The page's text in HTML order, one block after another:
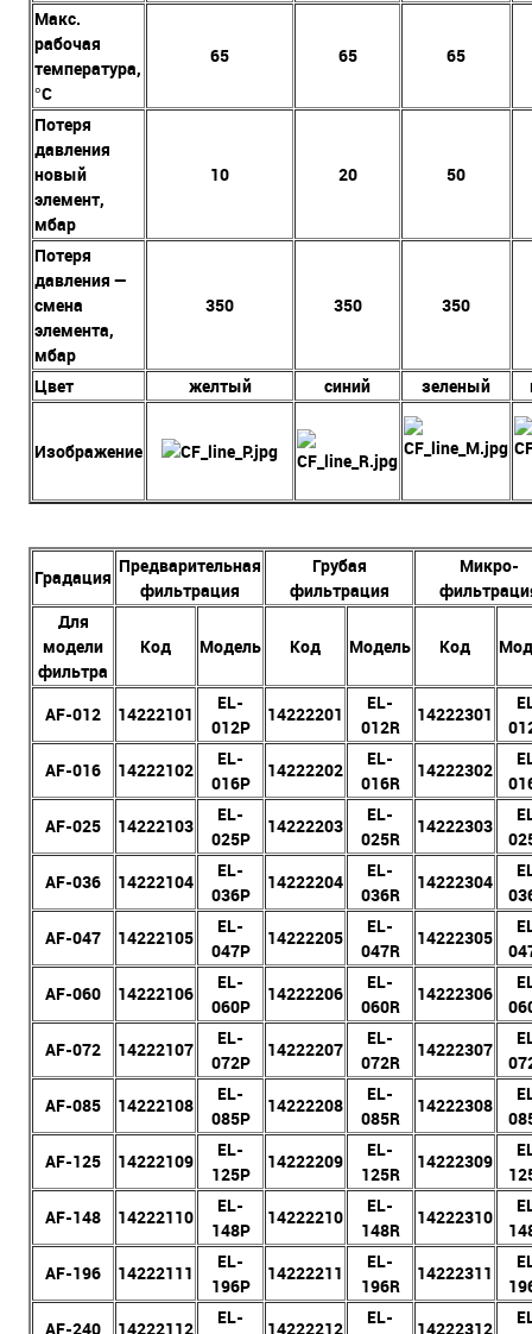
Макс.
рабочая
температура,
°C
65 65 65
Потеря
давления
новый
элемент,
мбар
10 20 50
Потеря
давления —
смена
элемента,
мбар
350 350 350
Цвет желтый синий зеленый
Изображение
Градация
Предварительная
фильтрация
Грубая
фильтрация
Микро-
Для
модели
фильтра
Код Модель Код Модель Код
AF-012 14222101
EL-
012P
14222201
EL-
012R
14222301
AF-016
14222102
EL-
016P
14222202
EL-
016R
14222302
AF-025
14222103
EL-
025P
14222203
EL-
025R
14222303
AF-036
14222104
EL-
036P
14222204
EL-
036R
14222304
AF-047
14222105
EL-
047P
14222205
EL-
047R
14222305
AF-060
14222106
EL-
060P
14222206
EL-
060R
14222306
AF-072
14222107
EL-
072P
14222207
EL-
072R
14222307
AF-085
14222108
EL-
085P
14222208
EL-
085R
14222308
AF-125
14222109
EL-
125P
14222209
EL-
125R
14222309
AF-148
14222110
EL-
148P
14222210
EL-
148R
14222310
AF-196
14222111
EL-
196P
14222211
EL-
196R
14222311
AF-240
14222112
EL-
14222212
EL-
14222312